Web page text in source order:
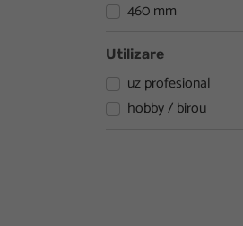
460 mm
Utilizare
uz profesional
hobby / birou